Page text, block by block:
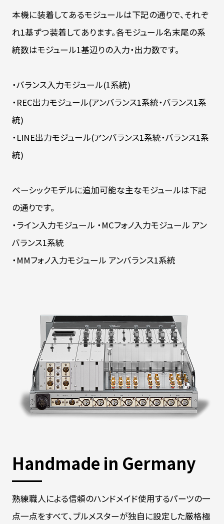
本機に装着してあるモジュールは下記の通りで、それぞ
れ1基ずつ装着してあります。各モジュール名末尾の系
統数はモジュール1基辺りの入力・出力数です。
・バランス入力モジュール(1系統)
・REC出力モジュール(アンバランス1系統・バランス1系
統)
・LINE出力モジュール(アンバランス1系統・バランス1系
統)
ベーシックモデルに追加可能な主なモジュールは下記
の通りです。
・ライン入力モジュール ・MCフォノ入力モジュール アン
バランス1系統
・MMフォノ入力モジュール アンバランス1系統
Handmade in Germany
熟練職人による信頼のハンドメイド使用するパーツの一
点一点をすべて、ブルメスターが独自に設定した厳格極